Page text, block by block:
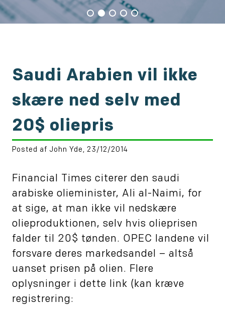
Saudi Arabien vil ikke
skære ned selv med
20$ oliepris
Posted af John Yde, 23/12/2014
Financial Times citerer den saudi
arabiske olieminister, Ali al-Naimi, for
at sige, at man ikke vil nedskære
olieproduktionen, selv hvis olieprisen
falder til 20$ tønden. OPEC landene vil
forsvare deres markedsandel – altså
uanset prisen på olien. Flere
oplysninger i dette link (kan kræve
registrering: